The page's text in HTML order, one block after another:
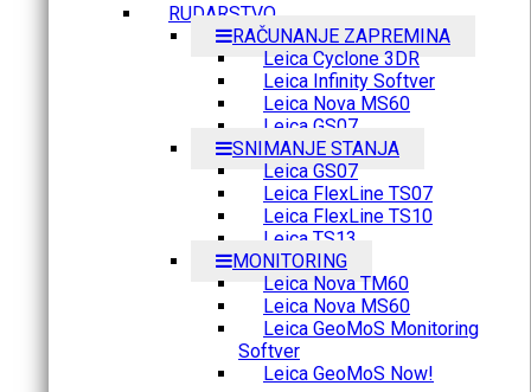
RUDARSTVO
RAČUNANJE ZAPREMINA
Leica Cyclone 3DR
Leica Infinity Softver
Leica Nova MS60
Leica GS07
SNIMANJE STANJA
Leica GS07
Leica FlexLine TS07
Leica FlexLine TS10
Leica TS13
MONITORING
Leica Nova TM60
Leica Nova MS60
Leica GeoMoS Monitoring
Softver
Leica GeoMoS Now!